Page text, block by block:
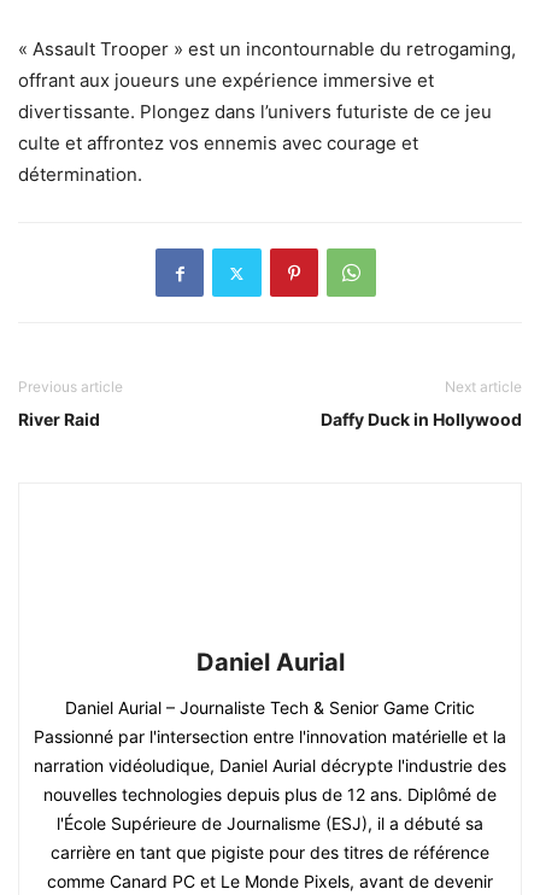
« Assault Trooper » est un incontournable du retrogaming,
offrant aux joueurs une expérience immersive et
divertissante. Plongez dans l’univers futuriste de ce jeu
culte et affrontez vos ennemis avec courage et
détermination.
Previous article
River Raid
Next article
Daffy Duck in Hollywood
Daniel Aurial
Daniel Aurial – Journaliste Tech & Senior Game Critic
Passionné par l'intersection entre l'innovation matérielle et la
narration vidéoludique, Daniel Aurial décrypte l'industrie des
nouvelles technologies depuis plus de 12 ans. Diplômé de
l'École Supérieure de Journalisme (ESJ), il a débuté sa
carrière en tant que pigiste pour des titres de référence
comme Canard PC et Le Monde Pixels, avant de devenir